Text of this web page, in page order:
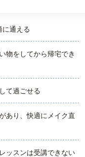
通える
物をしてから帰宅でき
て過ごせる
あり、快適にメイク直
ッスンは受講できない